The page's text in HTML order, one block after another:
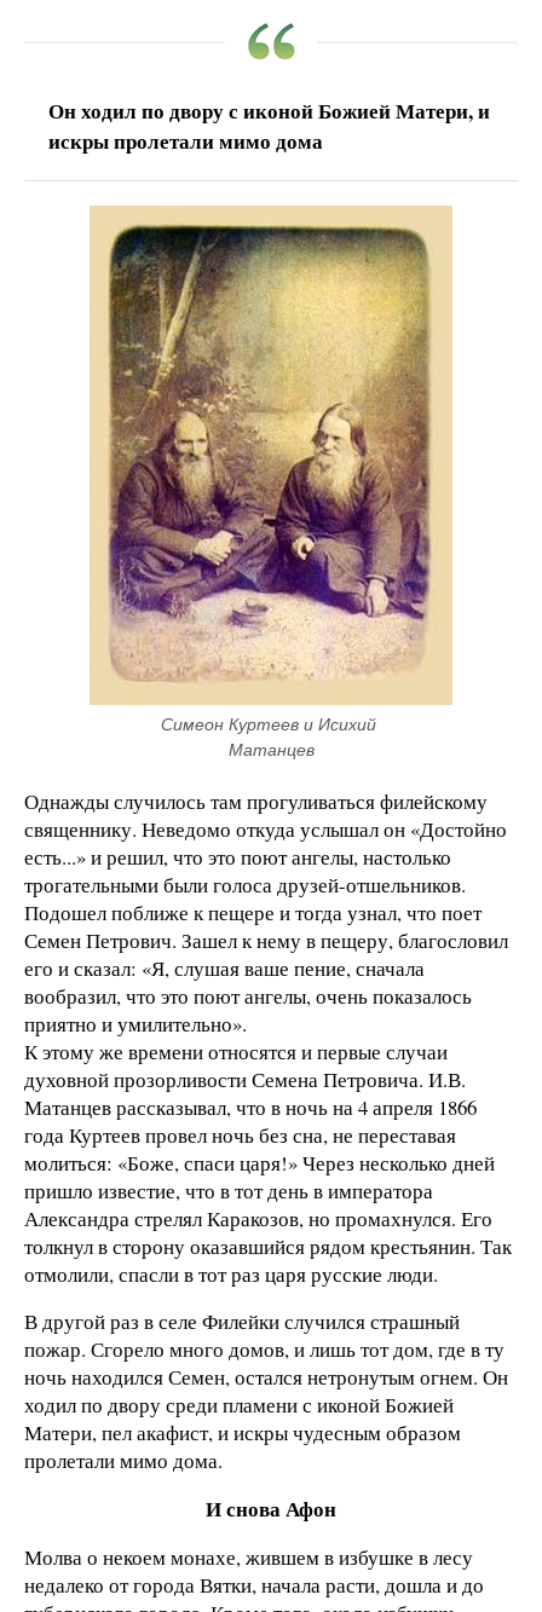
Он ходил по двору с иконой Божией Матери, и
искры пролетали мимо дома
Симеон Куртеев и Исихий
Матанцев
Однажды случилось там прогуливаться филейскому
священнику. Неведомо откуда услышал он «Достойно
есть...» и решил, что это поют ангелы, настолько
трогательными были голоса друзей-отшельников.
Подошел поближе к пещере и тогда узнал, что поет
Семен Петрович. Зашел к нему в пещеру, благословил
его и сказал: «Я, слушая ваше пение, сначала
вообразил, что это поют ангелы, очень показалось
приятно и умилительно».
К этому же времени относятся и первые случаи
духовной прозорливости Семена Петровича. И.В.
Матанцев рассказывал, что в ночь на 4 апреля 1866
года Куртеев провел ночь без сна, не переставая
молиться: «Боже, спаси царя!» Через несколько дней
пришло известие, что в тот день в императора
Александра стрелял Каракозов, но промахнулся. Его
толкнул в сторону оказавшийся рядом крестьянин. Так
отмолили, спасли в тот раз царя русские люди.
В другой раз в селе Филейки случился страшный
пожар. Сгорело много домов, и лишь тот дом, где в ту
ночь находился Семен, остался нетронутым огнем. Он
ходил по двору среди пламени с иконой Божией
Матери, пел акафист, и искры чудесным образом
пролетали мимо дома.
И снова Афон
Молва о некоем монахе, жившем в избушке в лесу
недалеко от города Вятки, начала расти, дошла и до